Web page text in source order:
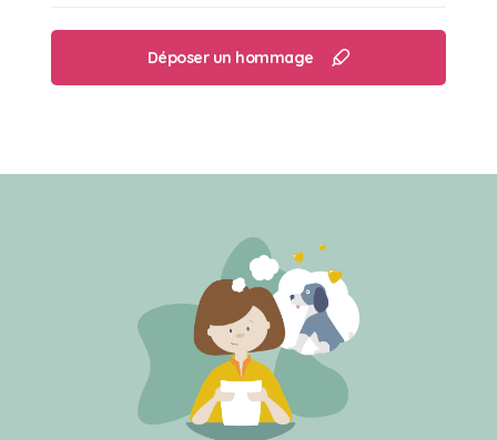
Déposer un hommage